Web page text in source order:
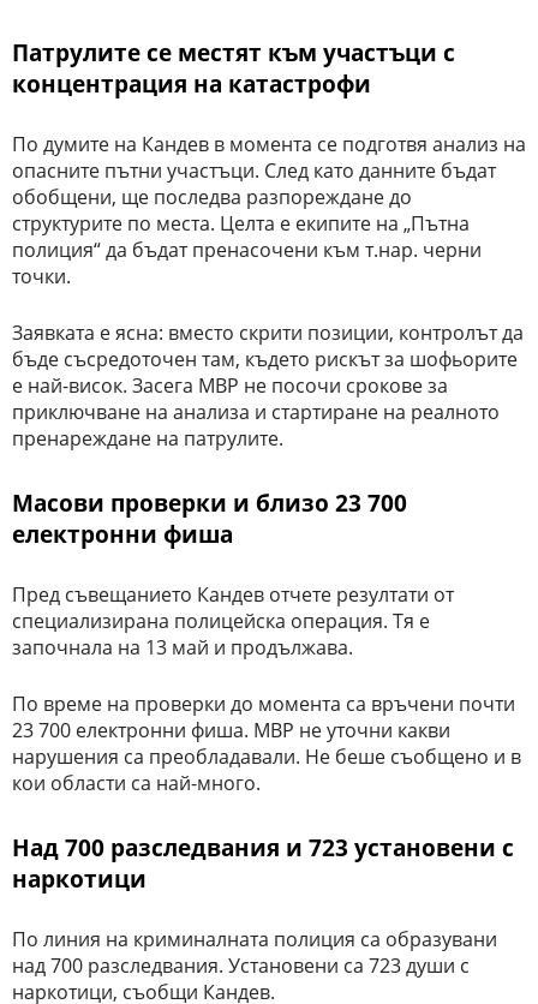
Патрулите се местят към участъци с
концентрация на катастрофи
По думите на Кандев в момента се подготвя анализ на
опасните пътни участъци. След като данните бъдат
обобщени, ще последва разпореждане до
структурите по места. Целта е екипите на „Пътна
полиция“ да бъдат пренасочени към т.нар. черни
точки.
Заявката е ясна: вместо скрити позиции, контролът да
бъде съсредоточен там, където рискът за шофьорите
е най-висок. Засега МВР не посочи срокове за
приключване на анализа и стартиране на реалното
пренареждане на патрулите.
Масови проверки и близо 23 700
електронни фиша
Пред съвещанието Кандев отчете резултати от
специализирана полицейска операция. Тя е
започнала на 13 май и продължава.
По време на проверки до момента са връчени почти
23 700 електронни фиша. МВР не уточни какви
нарушения са преобладавали. Не беше съобщено и в
кои области са най-много.
Над 700 разследвания и 723 установени с
наркотици
По линия на криминалната полиция са образувани
над 700 разследвания. Установени са 723 души с
наркотици, съобщи Кандев.